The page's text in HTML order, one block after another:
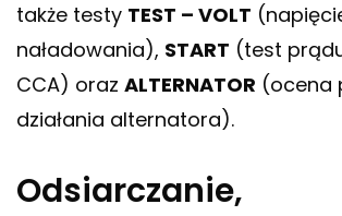
także testy TEST – VOLT
naładowania), START (test
CCA) oraz ALTERNATOR (ocena
działania alternatora).
Odsiarczanie,